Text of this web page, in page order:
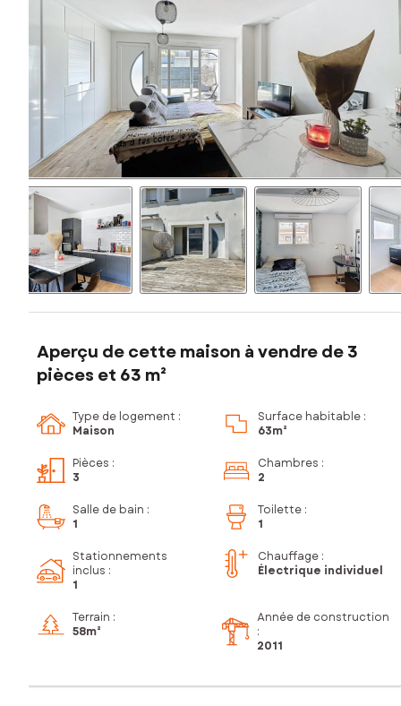
Aperçu de cette maison à vendre de 3
pièces et 63 m²
Type de logement :
Maison
Surface habitable :
63m²
Pièces :
3
Chambres :
2
Salle de bain :
1
Toilette :
1
Stationnements
inclus :
1
Chauffage :
Électrique individuel
Terrain :
58m²
Année de construction
:
2011